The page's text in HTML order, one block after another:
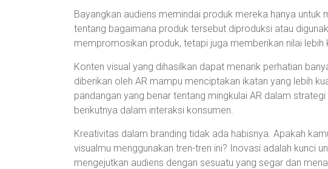
Bayangkan audiens memindai produk mereka hanya
tentang bagaimana produk tersebut diproduksi atau
mempromosikan produk, tetapi juga memberikan nilai lebih
Konten visual yang dihasilkan dapat menarik perhatian
diberikan oleh AR mampu menciptakan ikatan yang lebih
pandangan yang benar tentang mingkulai AR dalam strategi
berikutnya dalam interaksi konsumen.
Kreativitas dalam branding tidak ada habisnya. Apakah
visualmu menggunakan tren-tren ini? Inovasi adalah kunci
mengejutkan audiens dengan sesuatu yang segar dan